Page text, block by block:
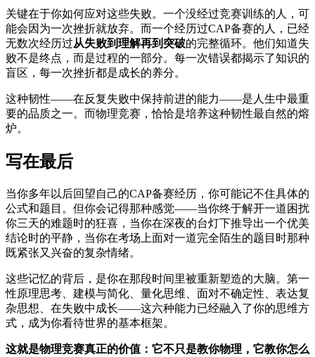
关键在于你如何应对这些失败。一个没经过竞赛训练的人，可
能会因为一次挫折就放弃。而一个经历过CAP备赛的人，已经
无数次经历过从失败到理解再到突破的完整循环。他们知道失
败不是终点，而是过程的一部分。每一次错误都揭示了知识的
盲区，每一次挫折都是成长的养分。
这种韧性——在反复失败中保持前进的能力——是人生中最重
要的品质之一。而物理竞赛，恰恰是培养这种韧性最自然的熔
炉。
写在最后
当你多年以后回望自己的CAP备赛经历，你可能记不住具体的
公式和题目。但你会记得那种感觉——当你终于解开一道困扰
你三天的难题时的狂喜，当你在深夜的台灯下推导出一个优美
结论时的平静，当你在考场上面对一道完全陌生的题目时那种
既紧张又兴奋的复杂情绪。
这些记忆的背后，是你在那段时间里被重新塑造的大脑。第一
性原理思考、建模与简化、量化思维、面对不确定性、表达复
杂思想、在失败中成长——这六种能力已经融入了你的思维方
式，成为你看待世界的基本框架。
这就是物理竞赛真正的价值：它不只是教你物理，它教你怎么